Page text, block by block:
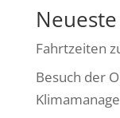
Fahrtzeiten
Besuch der